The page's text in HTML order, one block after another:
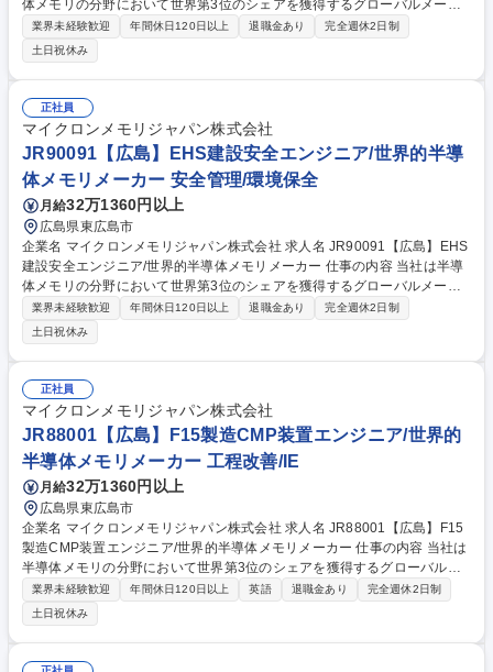
体メモリの分野において世界第3位のシェアを獲得するグローバルメーカ
ーです。今回は、そんな当社のF15 HVM PEE 拡散プロセスエンジニアと
して、下記の業務をお任せ致します。 ■プロセス条件および技術を確立
し、改善する■プロセス能力を向上させ、生産コストを削減する■プロセス
管理プロジェクトを立ち上げ、管理する■各種半導体装置のプロセスパラ
メータを設定する■新規設備・材料の評価、導入推進および計画を行う■異
常の分析および改善を実施する 募集職種 JR89468【広島】拡散プロセス
エンジニア/世界的半導体メモリメーカー
業界未経験歓迎 年間休日120日以上 退職金あり
完全週休2日制
土日祝休み
正社員
マイクロンメモリジャパン株式会社
JR90091【広島】EHS建設安全エンジニア/世界的半導
体メモリメーカー 安全管理/環境保全
月給32万1360円以上
広島県東広島市
企業名 マイクロンメモリジャパン株式会社 求人名 JR90091【広島】EHS
建設安全エンジニア/世界的半導体メモリメーカー 仕事の内容 当社は半導
体メモリの分野において世界第3位のシェアを獲得するグローバルメーカ
ーです。今回は、そんな当社のEHS建設安全エンジニアとして、下記の業
務をお任せ致します。 ■建設工事に関する安全基準・手順の策定、維持、
改善■建設現場におけるリスクアセスメントの実施および是正措置の推進■
労働安全衛生法、建設業法など関連法令・規格に基づくコンプライアンス
対応■現場での安全監査、点検、事故・ヒヤリハット事例の分析と再発防
止策の立案■作業員・協力会社への安全教育・トレーニングの企画・実施■
新規工事・改修工事における安全計画の立案および承認プロセスへの参画
など 募集職種 JR90091【広島】EHS建設安全エンジニア/世界的半導体メ
モリメーカー
業界未経験歓迎 年間休日120日以上 退職金あり
完全週休2日制
土日祝休み
正社員
マイクロンメモリジャパン株式会社
JR88001【広島】F15製造CMP装置エンジニア/世界的
半導体メモリメーカー 工程改善/IE
月給32万1360円以上
広島県東広島市
企業名 マイクロンメモリジャパン株式会社 求人名 JR88001【広島】F15
製造CMP装置エンジニア/世界的半導体メモリメーカー 仕事の内容 当社は
半導体メモリの分野において世界第3位のシェアを獲得するグローバルメ
ーカーです。今回は、そんな当社のF15製造CMP装置エンジニアとして、
下記の業務をお任せ致します。 ■CMP ボンドprocess toolの立ち上げ■必
要な安全教育をすべて完了し、Micronの安全方針に従ってすべての作業を
実施する■新装置の設計、開発、特性評価を主導し、ハードウェアおよび
手順上のギャップを特定・解消する。■作業品質、コスト管理、プロジェ
業界未経験歓迎 年間休日120日以上 英語 退職金あり
完全週休2日制
土日祝休み